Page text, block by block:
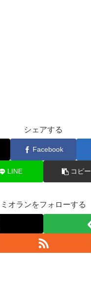
シェアする
Facebook
LINE コピー
ミオランをフォローする